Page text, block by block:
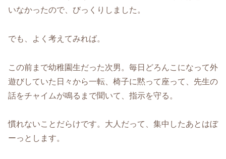
いなかったので、びっくりしました。
でも、よく考えてみれば。
この前まで幼稚園生だった次男。毎日どろんこになって外
遊びしていた日々から一転、椅子に黙って座って、先生の
話をチャイムが鳴るまで聞いて、指示を守る。
慣れないことだらけです。大人だって、集中したあとはぼ
ーっとします。